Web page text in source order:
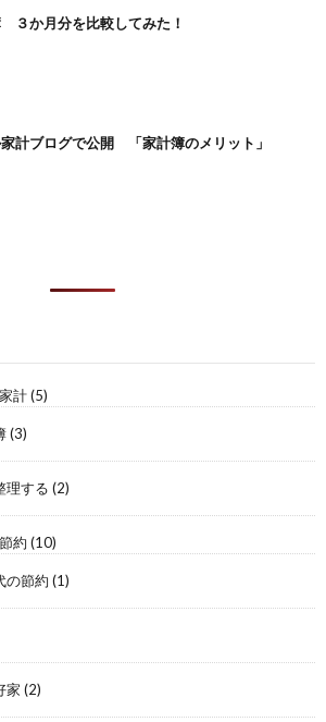
３か月分を比較してみた！
家計ブログで公開 「家計簿のメリット」
計(5)
(3)
理する (2)
約 (10)
の節約 (1)
家 (2)